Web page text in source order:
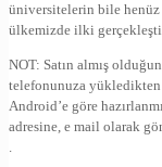
üniversitelerin bile
ülkemizde ilki
NOT: Satın almış
telefonunuza yükledikten
Android’e göre
adresine, e mail olarak
.